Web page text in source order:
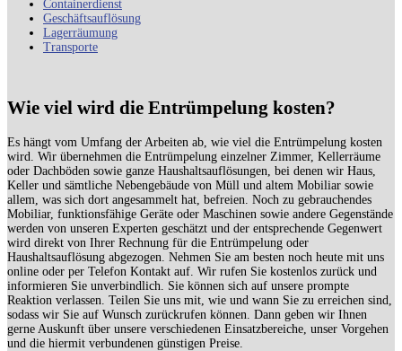
Containerdienst
Geschäftsauflösung
Lagerräumung
Transporte
Wie viel wird die Entrümpelung kosten?
Es hängt vom Umfang der Arbeiten ab, wie viel die Entrümpelung kosten
wird. Wir übernehmen die Entrümpelung einzelner Zimmer, Kellerräume
oder Dachböden sowie ganze Haushaltsauflösungen, bei denen wir Haus,
Keller und sämtliche Nebengebäude von Müll und altem Mobiliar sowie
allem, was sich dort angesammelt hat, befreien. Noch zu gebrauchendes
Mobiliar, funktionsfähige Geräte oder Maschinen sowie andere Gegenstände
werden von unseren Experten geschätzt und der entsprechende Gegenwert
wird direkt von Ihrer Rechnung für die Entrümpelung oder
Haushaltsauflösung abgezogen. Nehmen Sie am besten noch heute mit uns
online oder per Telefon Kontakt auf. Wir rufen Sie kostenlos zurück und
informieren Sie unverbindlich. Sie können sich auf unsere prompte
Reaktion verlassen. Teilen Sie uns mit, wie und wann Sie zu erreichen sind,
sodass wir Sie auf Wunsch zurückrufen können. Dann geben wir Ihnen
gerne Auskunft über unsere verschiedenen Einsatzbereiche, unser Vorgehen
und die hiermit verbundenen günstigen Preise.